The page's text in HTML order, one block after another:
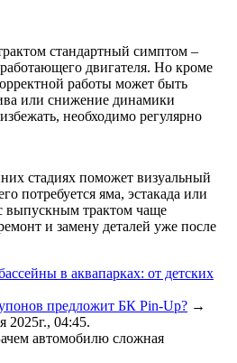
стандартный симптом –
двигателя. Но кроме
работы может быть
или снижение динамики
необходимо регулярно
стадиях поможет визуальный
потребуется яма, эстакада или
выпускным трактом чаще
и замену деталей уже после
в аквапарках: от детских
предложит БК Pin-Up? →
2025г., 04:45.
автомобилю сложная